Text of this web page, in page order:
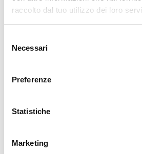
raccolto dal tuo utilizzo dei loro
delNecessari
Preferenze
Statistiche
Marketing
Commento
Email*